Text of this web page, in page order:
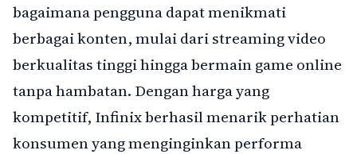
bagaimana pengguna dapat menikmati
berbagai konten, mulai dari streaming video
berkualitas tinggi hingga bermain game online
tanpa hambatan. Dengan harga yang
kompetitif, Infinix berhasil menarik perhatian
konsumen yang menginginkan performa